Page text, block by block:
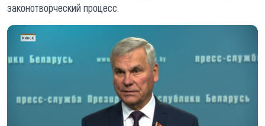
законотворческий процесс.